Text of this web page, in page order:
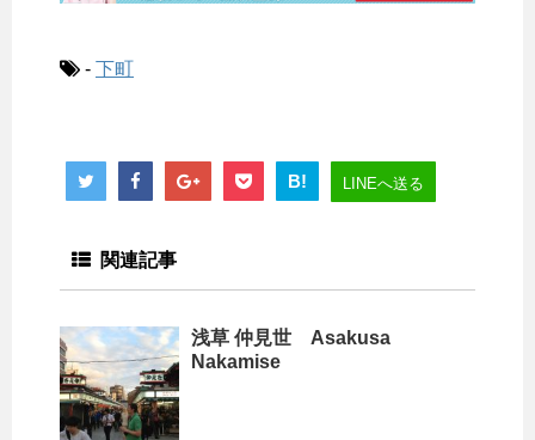
- 下町
B! LINEへ送る
関連記事
浅草 仲見世 Asakusa
Nakamise